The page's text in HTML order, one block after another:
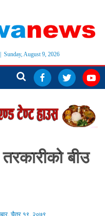
| Sunday, August 9, 2026
तरकारीको बीउ
चैत्र १९, २०७९